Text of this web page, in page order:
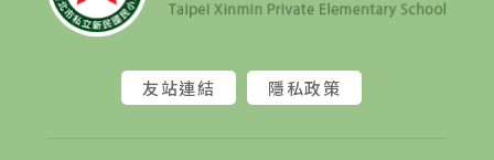
友站連結 隱私政策